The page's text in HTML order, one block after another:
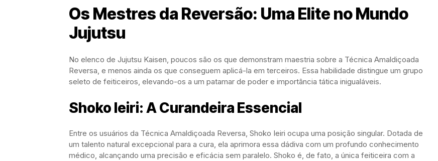
Os Mestres da Reversão: Uma Elite no Mundo
Jujutsu
No elenco de Jujutsu Kaisen, poucos são os que demonstram maestria sobre a Técnica Amaldiçoada
Reversa, e menos ainda os que conseguem aplicá-la em terceiros. Essa habilidade distingue um grupo
seleto de feiticeiros, elevando-os a um patamar de poder e importância tática inigualáveis.
Shoko Ieiri: A Curandeira Essencial
Entre os usuários da Técnica Amaldiçoada Reversa, Shoko Ieiri ocupa uma posição singular. Dotada de
um talento natural excepcional para a cura, ela aprimora essa dádiva com um profundo conhecimento
médico, alcançando uma precisão e eficácia sem paralelo. Shoko é, de fato, a única feiticeira com a